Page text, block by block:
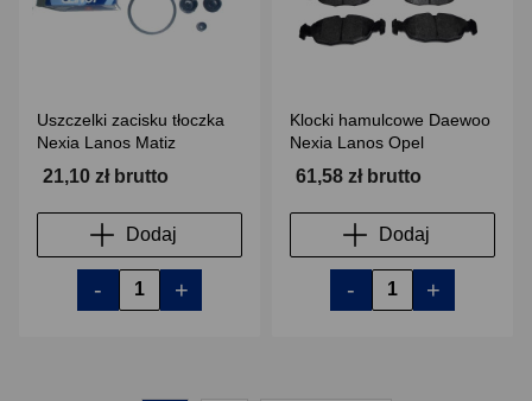
Uszczelki zacisku tłoczka
Nexia Lanos Matiz
21,10 zł brutto
Dodaj
- +
Klocki hamulcowe Daewoo
Nexia Lanos Opel
61,58 zł brutto
Dodaj
- +